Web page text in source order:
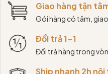
Giao hàng tận
Gói hàng có tâm, giao
Đổi trả 1-1
Đổi trả hàng trong
Ship nhanh 2h nội